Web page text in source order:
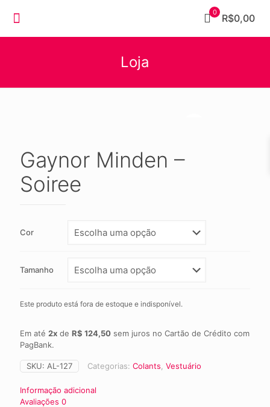
0 R$0,00
Loja
Gaynor Minden –
Soiree
Cor
Tamanho
Este produto está fora de estoque e indisponível.
Em até 2x de R$ 124,50 sem juros no Cartão de Crédito com
PagBank.
SKU: AL-127 Categorias: Colants Vestuário
Informação adicional
Avaliações 0